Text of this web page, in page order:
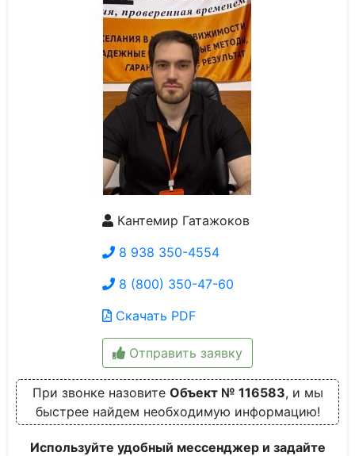
Кантемир Гатажоков
8 938 350-4554
8 (800) 350-47-60
Скачать PDF
Отправить заявку
При звонке назовите Объект № 116583, и мы
быстрее найдем необходимую информацию!
Используйте удобный мессенджер и задайте